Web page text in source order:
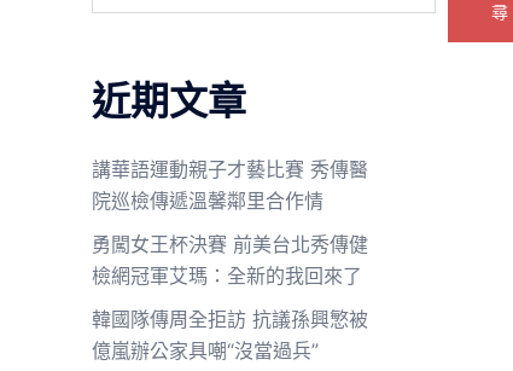
尋
近期文章
講華語運動親子才藝比賽 秀傳醫
院巡檢傳遞溫馨鄰里合作情
勇闖女王杯決賽 前美台北秀傳健
檢網冠軍艾瑪：全新的我回來了
韓國隊傳周全拒訪 抗議孫興慜被
億嵐辦公家具嘲“沒當過兵”